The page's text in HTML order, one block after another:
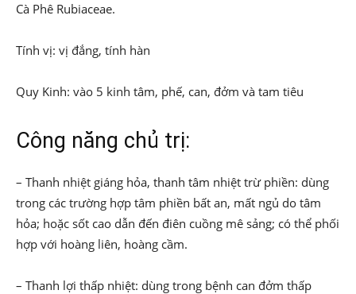
Cà Phê Rubiaceae.
Tính vị: vị đắng, tính hàn
Quy Kinh: vào 5 kinh tâm, phế, can, đởm và tam tiêu
Công năng chủ trị:
– Thanh nhiệt giáng hỏa, thanh tâm nhiệt trừ phiền: dùng
trong các trường hợp tâm phiền bất an, mất ngủ do tâm
hỏa; hoặc sốt cao dẫn đến điên cuồng mê sảng; có thể phối
hợp với hoàng liên, hoàng cầm.
– Thanh lợi thấp nhiệt: dùng trong bệnh can đởm thấp